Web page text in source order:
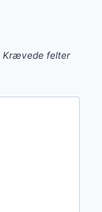
Krævede felter